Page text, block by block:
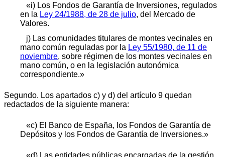
«i) Los Fondos de Garantía de Inversiones, regulados
en la Ley 24/1988, de 28 de julio, del Mercado de
Valores.
j) Las comunidades titulares de montes vecinales en
mano común reguladas por la Ley 55/1980, de 11 de
noviembre, sobre régimen de los montes vecinales en
mano común, o en la legislación autonómica
correspondiente.»
Segundo. Los apartados c) y d) del artículo 9 quedan
redactados de la siguiente manera:
«c) El Banco de España, los Fondos de Garantía de
Depósitos y los Fondos de Garantía de Inversiones.»
«d) Las entidades públicas encargadas de la gestión